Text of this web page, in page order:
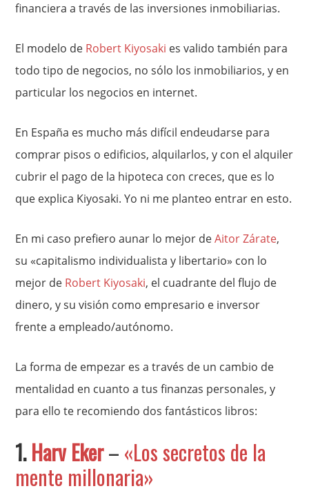
financiera a través de las inversiones inmobiliarias.
El modelo de Robert Kiyosaki es valido también para
todo tipo de negocios, no sólo los inmobiliarios, y en
particular los negocios en internet.
En España es mucho más difícil endeudarse para
comprar pisos o edificios, alquilarlos, y con el alquiler
cubrir el pago de la hipoteca con creces, que es lo
que explica Kiyosaki. Yo ni me planteo entrar en esto.
En mi caso prefiero aunar lo mejor deAitor Zárate,
su «capitalismo individualista y libertario» con lo
mejor de Robert Kiyosaki, el cuadrante del flujo de
dinero, y su visión como empresario e inversor
frente a empleado/autónomo.
La forma de empezar es a través de un cambio de
mentalidad en cuanto a tus finanzas personales, y
para ello te recomiendo dos fantásticos libros:
1.Harv Eker– «Los secretos de la
mente millonaria»